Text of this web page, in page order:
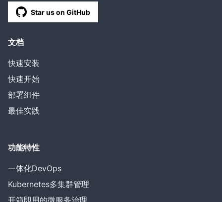
Star us on GitHub
文档
快速安装
快速开始
部署组件
最佳实践
功能特性
一体化DevOps
Kubernetes多集群管理
开箱即用的微服务治理